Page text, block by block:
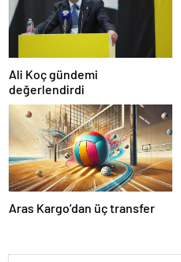
Ali Koç gündemi
değerlendirdi
Aras Kargo’dan üç transfer